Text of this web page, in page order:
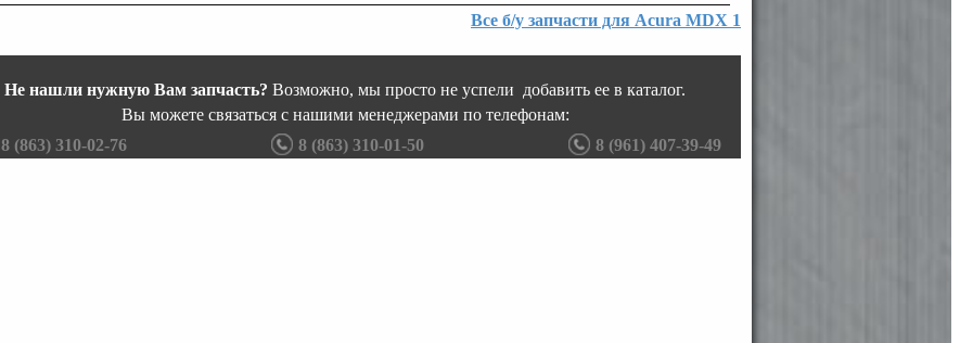
Все б/у запчасти для Acura MDX 1
Не нашли нужную Вам запчасть? Возможно, мы просто не успели добавить ее в каталог.
Вы можете связаться с нашими менеджерами по телефонам:
8 (863) 310-02-76
8 (863) 310-01-50 8 (961) 407-39-49